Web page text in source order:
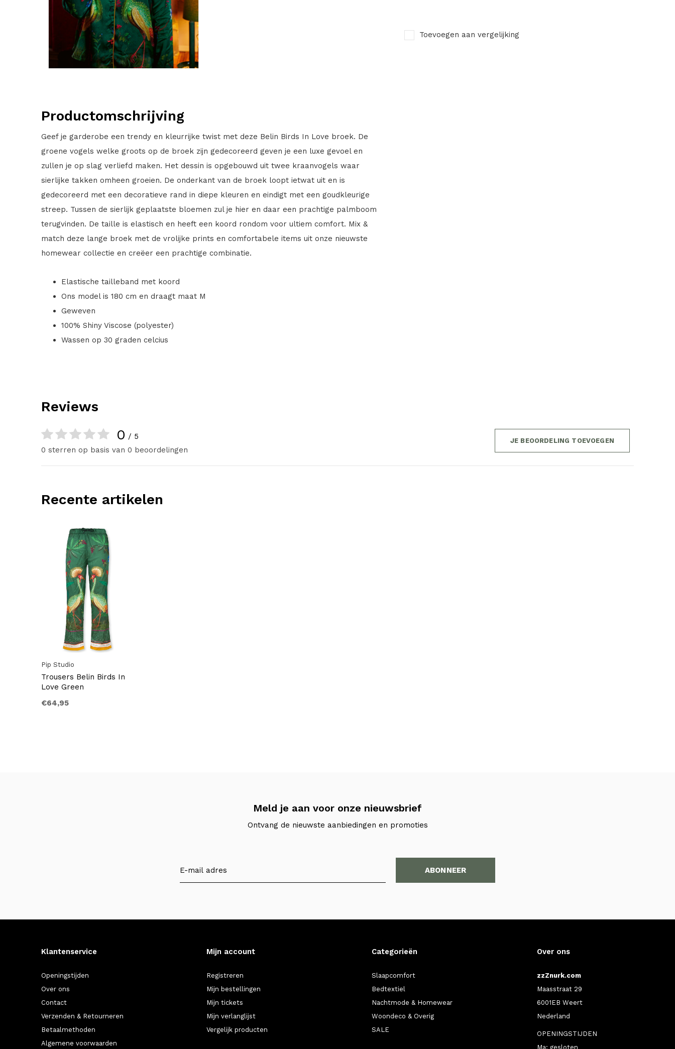
Toevoegen aan vergelijking
Productomschrijving
Geef je garderobe een trendy en kleurrijke twist met deze Belin Birds In Love broek. De
groene vogels welke groots op de broek zijn gedecoreerd geven je een luxe gevoel en
zullen je op slag verliefd maken. Het dessin is opgebouwd uit twee kraanvogels waar
sierlijke takken omheen groeien. De onderkant van de broek loopt ietwat uit en is
gedecoreerd met een decoratieve rand in diepe kleuren en eindigt met een goudkleurige
streep. Tussen de sierlijk geplaatste bloemen zul je hier en daar een prachtige palmboom
terugvinden. De taille is elastisch en heeft een koord rondom voor ultiem comfort. Mix &
match deze lange broek met de vrolijke prints en comfortabele items uit onze nieuwste
homewear collectie en creëer een prachtige combinatie.
Elastische tailleband met koord
Ons model is 180 cm en draagt maat M
Geweven
100% Shiny Viscose (polyester)
Wassen op 30 graden celcius
Reviews
0 / 5
0 sterren op basis van 0 beoordelingen
JE BEOORDELING TOEVOEGEN
Recente artikelen
Pip Studio
Trousers Belin Birds In
Love Green
€64,95
Meld je aan voor onze nieuwsbrief
Ontvang de nieuwste aanbiedingen en promoties
ABONNEER
Klantenservice
Openingstijden
Over ons
Contact
Verzenden & Retourneren
Betaalmethoden
Algemene voorwaarden
Mijn account
Registreren
Mijn bestellingen
Mijn tickets
Mijn verlanglijst
Vergelijk producten
Categorieën
Slaapcomfort
Bedtextiel
Nachtmode & Homewear
Woondeco & Overig
SALE
Over ons
zzZnurk.com
Maasstraat 29
6001EB Weert
Nederland
OPENINGSTIJDEN
Ma: gesloten